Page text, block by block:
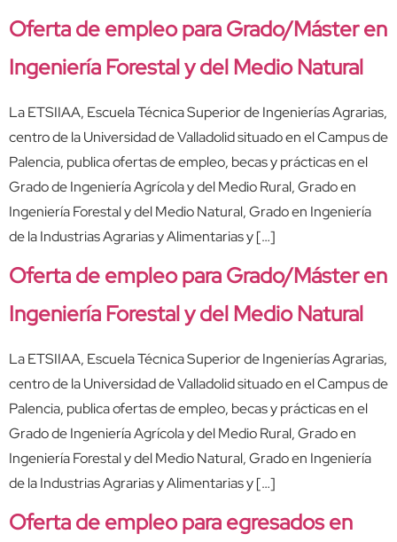
Oferta de empleo para Grado/Máster en
Ingeniería Forestal y del Medio Natural
La ETSIIAA, Escuela Técnica Superior de Ingenierías Agrarias,
centro de la Universidad de Valladolid situado en el Campus de
Palencia, publica ofertas de empleo, becas y prácticas en el
Grado de Ingeniería Agrícola y del Medio Rural, Grado en
Ingeniería Forestal y del Medio Natural, Grado en Ingeniería
de la Industrias Agrarias y Alimentarias y […]
Oferta de empleo para Grado/Máster en
Ingeniería Forestal y del Medio Natural
La ETSIIAA, Escuela Técnica Superior de Ingenierías Agrarias,
centro de la Universidad de Valladolid situado en el Campus de
Palencia, publica ofertas de empleo, becas y prácticas en el
Grado de Ingeniería Agrícola y del Medio Rural, Grado en
Ingeniería Forestal y del Medio Natural, Grado en Ingeniería
de la Industrias Agrarias y Alimentarias y […]
Oferta de empleo para egresados en